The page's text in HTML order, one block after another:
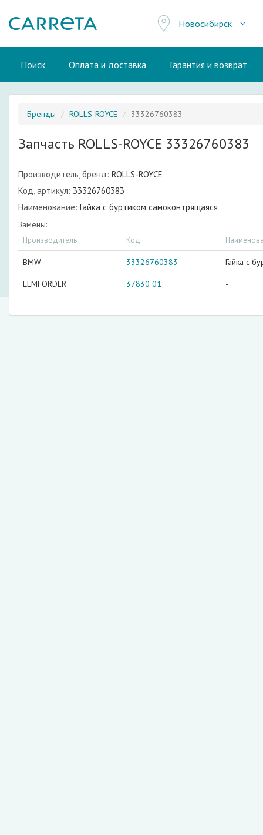
Новосибирск
Поиск Оплата и доставка Гарантия и возврат
Бренды ROLLS-ROYCE 33326760383
Запчасть ROLLS-ROYCE 33326760383
Производитель, бренд: ROLLS-ROYCE
Код, артикул: 33326760383
Наименование: Гайка с буртиком самоконтрящаяся
Замены:
Производитель Код
BMW 33326760383 Гайка с
LEMFORDER 37830 01 -